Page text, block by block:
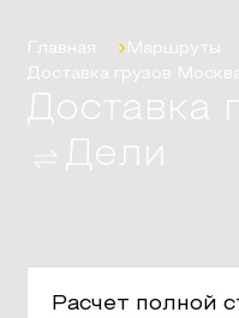
Главная
Маршруты
Доставка грузов
Доставка
Дели
Расчет полной